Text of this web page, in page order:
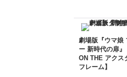
劇場版『ウマ娘
ー 新時代の扉』
ON THE アクス
フレーム】